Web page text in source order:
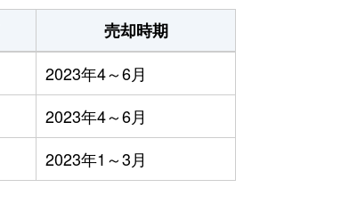
売却時期
2023年4～6月
2023年4～6月
2023年1～3月